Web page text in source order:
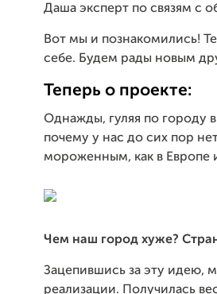
Даша эксперт по связям с
Вот мы и познакомились!
себе. Будем рады новым
Теперь о проекте:
Однажды, гуляя по городу
почему у нас до сих пор
мороженным, как в Европе
Чем наш город хуже?
Зацепившись за эту идею,
реализации. Получилась